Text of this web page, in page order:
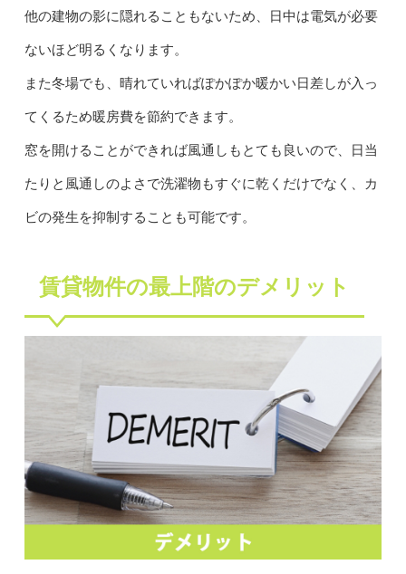
他の建物の影に隠れることもないため、日中は電気が必要
ないほど明るくなります。
また冬場でも、晴れていればぽかぽか暖かい日差しが入っ
てくるため暖房費を節約できます。
窓を開けることができれば風通しもとても良いので、日当
たりと風通しのよさで洗濯物もすぐに乾くだけでなく、カ
ビの発生を抑制することも可能です。
賃貸物件の最上階のデメリット